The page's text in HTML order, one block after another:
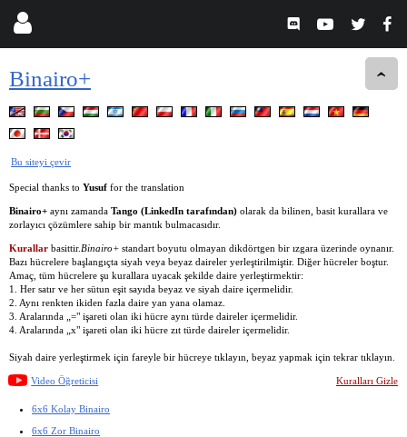
Binairo+
Bu siteyi çevir
Special thanks to Yusuf for the translation
Binairo+ aynı zamanda Tango (LinkedIn tarafından) olarak da bilinen, basit kurallara ve
zorlayıcı çözümlere sahip bir mantık bulmacasıdır.
Kurallar basittir. Binairo+ standart boyutu olmayan dikdörtgen bir ızgara üzerinde oynanır.
Bazı hücrelere başlangıçta siyah veya beyaz daireler yerleştirilmiştir. Diğer hücreler boştur.
Amaç, tüm hücrelere şu kurallara uyacak şekilde daire yerleştirmektir:
1. Her satır ve her sütun eşit sayıda beyaz ve siyah daire içermelidir.
2. Aynı renkten ikiden fazla daire yan yana olamaz.
3. Aralarında „=" işareti olan iki hücre aynı türde daireler içermelidir.
4. Aralarında „x" işareti olan iki hücre zıt türde daireler içermelidir.
Siyah daire yerleştirmek için fareyle bir hücreye tıklayın, beyaz yapmak için tekrar tıklayın.
Video Öğreticisi Kuralları Gizle
6x6 Kolay Binairo
6x6 Zor Binairo